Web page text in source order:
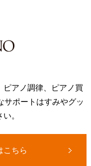
アノ調律、ピアノ買
サポートはすみやグッ
。
こちら